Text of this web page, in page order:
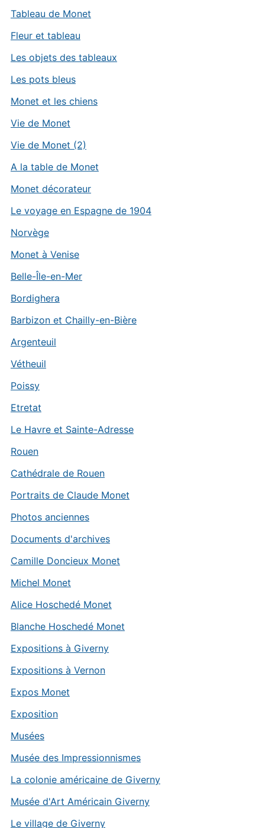
Tableau de Monet
Fleur et tableau
Les objets des tableaux
Les pots bleus
Monet et les chiens
Vie de Monet
Vie de Monet (2)
A la table de Monet
Monet décorateur
Le voyage en Espagne de 1904
Norvège
Monet à Venise
Belle-Île-en-Mer
Bordighera
Barbizon et Chailly-en-Bière
Argenteuil
Vétheuil
Poissy
Etretat
Le Havre et Sainte-Adresse
Rouen
Cathédrale de Rouen
Portraits de Claude Monet
Photos anciennes
Documents d'archives
Camille Doncieux Monet
Michel Monet
Alice Hoschedé Monet
Blanche Hoschedé Monet
Expositions à Giverny
Expositions à Vernon
Expos Monet
Exposition
Musées
Musée des Impressionnismes
La colonie américaine de Giverny
Musée d'Art Américain Giverny
Le village de Giverny